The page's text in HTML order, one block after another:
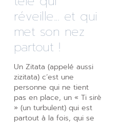
réveille... et qui
met son nez
partout !
Un Zitata (appelé aussi
zizitata) c’est une
personne qui ne tient
pas en place, un « Ti sirè
» (un turbulent) qui est
partout à la fois, qui se